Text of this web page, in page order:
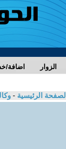
اضافة/ الزوار
الصفحة الرئيسية -